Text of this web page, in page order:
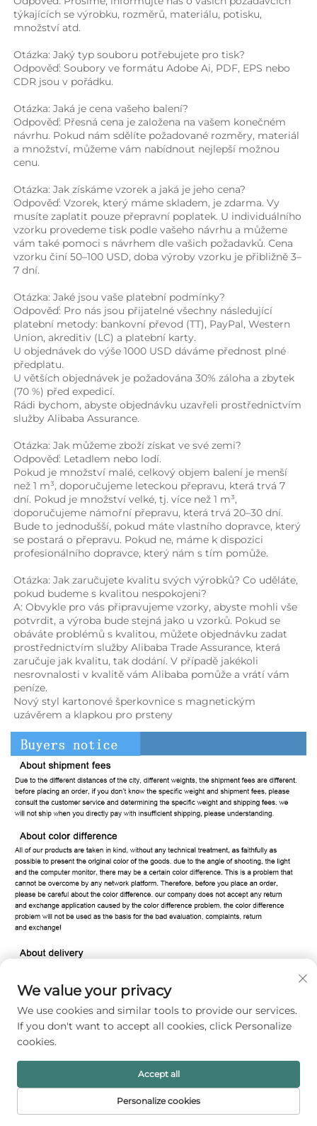
týkajících se výrobku, rozměrů, materiálu, potisku,
množství atd.
Otázka: Jaký typ souboru potřebujete pro tisk?
Odpověď: Soubory ve formátu Adobe Ai, PDF, EPS nebo
CDR jsou v pořádku.
Otázka: Jaká je cena vašeho balení?
Odpověď: Přesná cena je založena na vašem konečném
návrhu. Pokud nám sdělíte požadované rozměry, materiál
a množství, můžeme vám nabídnout nejlepší možnou
cenu.
Otázka: Jak získáme vzorek a jaká je jeho cena?
Odpověď: Vzorek, který máme skladem, je zdarma. Vy
musíte zaplatit pouze přepravní poplatek. U individuálního
vzorku provedeme tisk podle vašeho návrhu a můžeme
vám také pomoci s návrhem dle vašich požadavků. Cena
vzorku činí 50–100 USD, doba výroby vzorku je přibližně 3–
7 dní.
Otázka: Jaké jsou vaše platební podmínky?
Odpověď: Pro nás jsou přijatelné všechny následující
platební metody: bankovní převod (TT), PayPal, Western
Union, akreditiv (LC) a platební karty.
U objednávek do výše 1000 USD dáváme přednost plné
předplatu.
U větších objednávek je požadována 30% záloha a zbytek
(70 %) před expedicí.
Rádi bychom, abyste objednávku uzavřeli prostřednictvím
služby Alibaba Assurance.
Otázka: Jak můžeme zboží získat ve své zemi?
Odpověď: Letadlem nebo lodí.
Pokud je množství malé, celkový objem balení je menší
než 1 m³, doporučujeme leteckou přepravu, která trvá 7
dní. Pokud je množství velké, tj. více než 1 m³,
doporučujeme námořní přepravu, která trvá 20–30 dní.
Bude to jednodušší, pokud máte vlastního dopravce, který
se postará o přepravu. Pokud ne, máme k dispozici
profesionálního dopravce, který nám s tím pomůže.
Otázka: Jak zaručujete kvalitu svých výrobků? Co uděláte,
pokud budeme s kvalitou nespokojeni?
A: Obvykle pro vás připravujeme vzorky, abyste mohli vše
potvrdit, a výroba bude stejná jako u vzorků. Pokud se
obáváte problémů s kvalitou, můžete objednávku zadat
prostřednictvím služby Alibaba Trade Assurance, která
zaručuje jak kvalitu, tak dodání. V případě jakékoli
nesrovnalosti v kvalitě vám Alibaba pomůže a vrátí vám
peníze.
Nový styl kartonové šperkovnice s magnetickým
uzávěrem a klapkou pro prsteny
DOMOVSKÁ
We value your privacy
We use cookies and similar tools to provide our services.
If you don't want to accept all cookies, click Personalize
cookies.
Personalize cookies
Accept all